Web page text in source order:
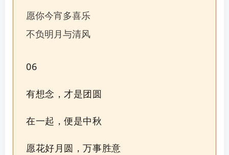
愿你今宵多喜乐
不负明月与清风
06
有想念，才是团圆
在一起，便是中秋
愿花好月圆，万事胜意